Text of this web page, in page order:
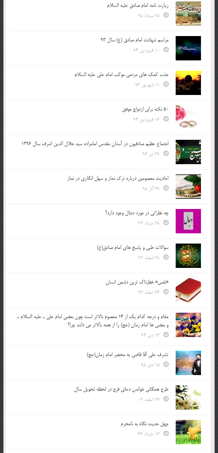
زیارت نامه امام صادق علیه السلام
مراسم شهادت امام صادق (ع) سال 93
جذب کمک های مردمی موکب امام علی علیه السلام
50 نکته برای ازدواج موفق
اجتماع عظیم صادقیون در آستان مقدس امامزاده سید جلال الدین اشرف سال 1396
احادیث معصومین درباره ترک نماز و سهل انگاری در نماز
چه نظراتی در مورد دجال وجود دارد؟
سوالات طبی و پاسخ های امام صادق(ع)
«نفس» خطرناک ترین دشمن انسان
مقام و درجه كدام يك از 14 معصوم بالاتر است چون بعضي امام علي ـ عليه السلام ـ
و بعضي ها امام زمان (عج) را از همه بالاتر مي دانند چرا؟
تشرف علي آقا قاضي به محضر امام زمان(عج)
طرح همگانی خواندن دعای فرج در لحظه تحویل سال
چهل حدیث نگاه به نامحرم